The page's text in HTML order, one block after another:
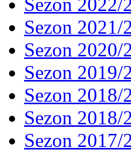
Sezon 2021/
Sezon 2020/
Sezon 2019/
Sezon 2018/
Sezon 2018/
Sezon 2017/